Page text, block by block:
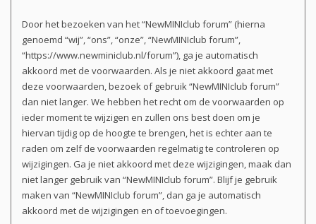
Door het bezoeken van het “NewMINIclub forum” (hierna
genoemd “wij”, “ons”, “onze”, “NewMINIclub forum”,
“https://www.newminiclub.nl/forum”), ga je automatisch
akkoord met de voorwaarden. Als je niet akkoord gaat met
deze voorwaarden, bezoek of gebruik “NewMINIclub forum”
dan niet langer. We hebben het recht om de voorwaarden op
ieder moment te wijzigen en zullen ons best doen om je
hiervan tijdig op de hoogte te brengen, het is echter aan te
raden om zelf de voorwaarden regelmatig te controleren op
wijzigingen. Ga je niet akkoord met deze wijzigingen, maak dan
niet langer gebruik van “NewMINIclub forum”. Blijf je gebruik
maken van “NewMINIclub forum”, dan ga je automatisch
akkoord met de wijzigingen en of toevoegingen.